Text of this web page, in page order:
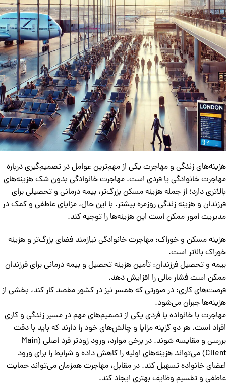
هزینه‌های زندگی و مهاجرت یکی از مهم‌ترین عوامل در تصمیم‌گیری درباره
مهاجرت خانوادگی یا فردی است. مهاجرت خانوادگی بدون شک هزینه‌های
بالاتری دارد؛ از جمله هزینه مسکن بزرگ‌تر، بیمه درمانی و تحصیلی برای
فرزندان و هزینه زندگی روزمره بیشتر. با این حال، مزایای عاطفی و کمک در
مدیریت امور ممکن است این هزینه‌ها را توجیه کند.
هزینه مسکن و خوراک: مهاجرت خانوادگی نیازمند فضای بزرگ‌تر و هزینه
خوراک بالاتر است.
بیمه و تحصیل فرزندان: تأمین هزینه تحصیل و بیمه درمانی برای فرزندان
ممکن است فشار مالی را افزایش دهد.
فرصت‌های کاری: در صورتی که همسر نیز در کشور مقصد کار کند، بخشی از
هزینه‌ها جبران می‌شود.
مهاجرت با خانواده یا فردی یکی از تصمیم‌های مهم در مسیر زندگی و کاری
افراد است. هر دو گزینه مزایا و چالش‌های خود را دارند که باید با دقت
بررسی و مقایسه شوند. در برخی موارد، ورود زودتر فرد اصلی (Main
Client) می‌تواند هزینه‌های اولیه را کاهش داده و شرایط را برای ورود
اعضای خانواده تسهیل کند. در مقابل، مهاجرت همزمان می‌تواند حمایت
عاطفی و تقسیم وظایف بهتری ایجاد کند.